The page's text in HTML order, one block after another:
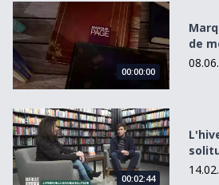
Marque-page - Chroniques de
00:00:00
de
L&#039;hiver de la grande solitude
00:02:44